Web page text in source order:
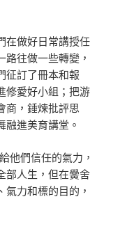
在做好日常講授任
往做一些轉變，
征訂了冊本和報
修愛好小組；把游
商，錘煉批評思
進美育講堂。
他們信任的氣力，
部人生，但在黌舍
力和標的目的，